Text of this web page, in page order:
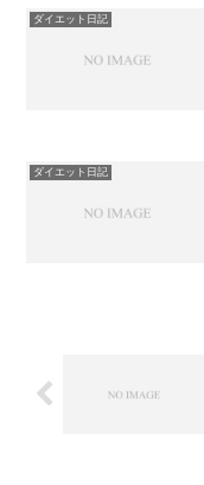
ダイエット日記
ダイエット日記